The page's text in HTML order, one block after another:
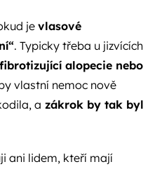
jevlasové
. Typicky třeba u jizvících
alopecie nebo
vlastní nemoc nově
a zákrok by tak byl
ani lidem, kteří mají